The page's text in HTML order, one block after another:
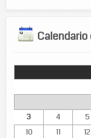
3
4 5
10
11 12